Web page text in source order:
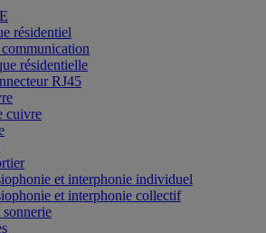
résidentiel
résidentielle
RJ45
cuivre
et interphonie individuel
et interphonie collectif